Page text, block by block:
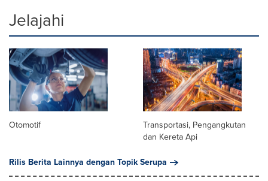
Jelajahi
Otomotif
Transportasi, Pengangkutan
dan Kereta Api
Rilis Berita Lainnya dengan Topik Serupa